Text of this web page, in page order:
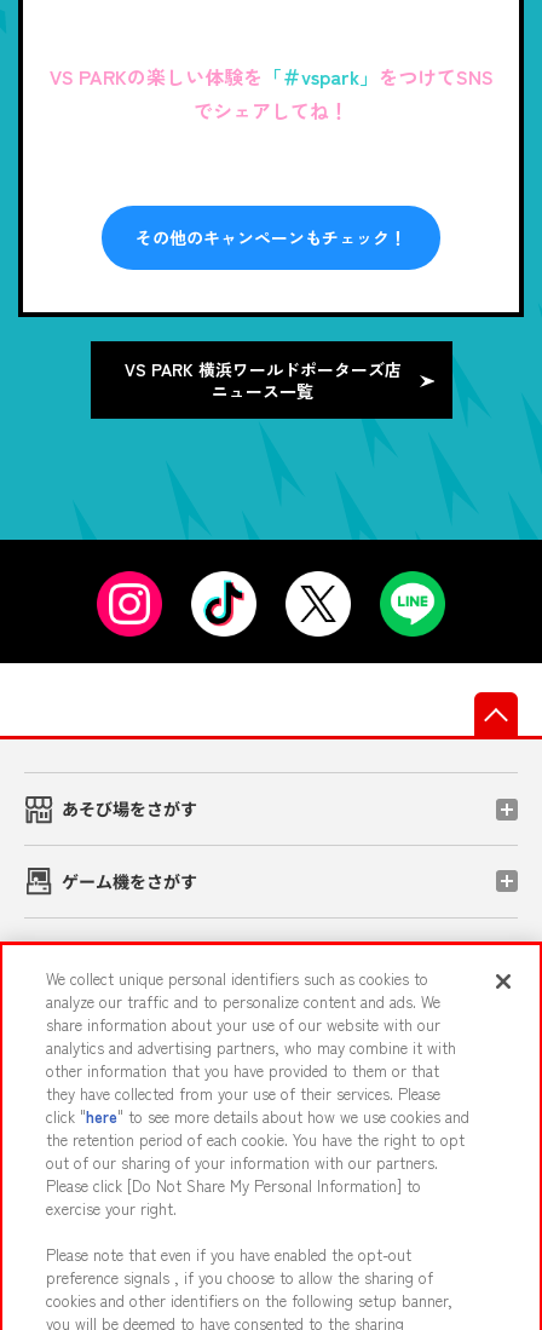
VS PARKの楽しい体験を 「＃vspark」 をつけてSNS
でシェアしてね！
その他のキャンペーンもチェック！
VS PARK 横浜ワールドポーターズ店
ニュース一覧
あそび場をさがす
ゲーム機をさがす
イベント・キャンペーン
関連会社 サステナビリティ サイトポリシー
プライバシーポリシー ウェブアクセシビリティ方針と検証結果
お取引先さまとともに
カスタマーハラスメント対応方針 よくあるご質問・お問い合わせ
We collect unique personal identifiers such as cookies to
analyze our traffic and to personalize content and ads. We
share information about your use of our website with our
analytics and advertising partners, who may combine it with
other information that you have provided to them or that
they have collected from your use of their services. Please
click "here" to see more details about how we use cookies and
the retention period of each cookie. You have the right to opt
out of our sharing of your information with our partners.
Please click [Do Not Share My Personal Information] to
exercise your right.
Please note that even if you have enabled the opt-out
preference signals , if you choose to allow the sharing of
cookies and other identifiers on the following setup banner,
you will be deemed to have consented to the sharing